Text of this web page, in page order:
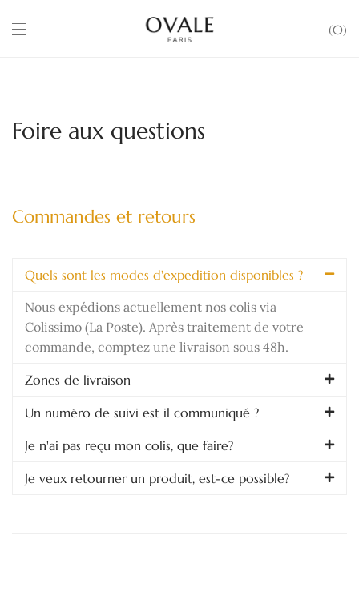
0
Foire aux questions
Commandes et retours
Quels sont les modes d'expedition disponibles ?
Nous expédions actuellement nos colis via
Colissimo (La Poste). Après traitement de votre
commande, comptez une livraison sous 48h.
Zones de livraison
Un numéro de suivi est il communiqué ?
Je n'ai pas reçu mon colis, que faire?
Je veux retourner un produit, est-ce possible?